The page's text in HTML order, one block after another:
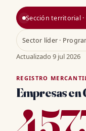
Sección territorial ·
Sector líder ·
Actualizado 9 jul 2026
REGISTRO
Empresas en